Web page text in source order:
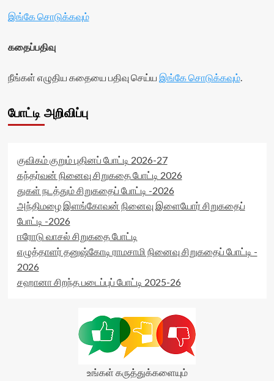
இங்கே சொடுக்கவும்
கதைப்பதிவு
நீங்கள் எழுதிய கதையை பதிவு செய்ய இங்கே சொடுக்கவும்.
போட்டி அறிவிப்பு
குவிகம் குறும் புதினப் போட்டி 2026-27
கந்தர்வன் நினைவு சிறுகதை போட்டி 2026
துகள் நடத்தும் சிறுகதைப் போட்டி -2026
அந்திமழை இளங்கோவன் நினைவு இளையோர் சிறுகதைப்
போட்டி -2026
ஈரோடு வாசல் சிறுகதை போட்டி
எழுத்தாளர் தனுஷ்கோடி ராமசாமி நினைவு சிறுகதைப் போட்டி -
2026
சஹானா சிறந்த படைப்புப் போட்டி 2025-26
உங்கள் கருத்துக்களையும்